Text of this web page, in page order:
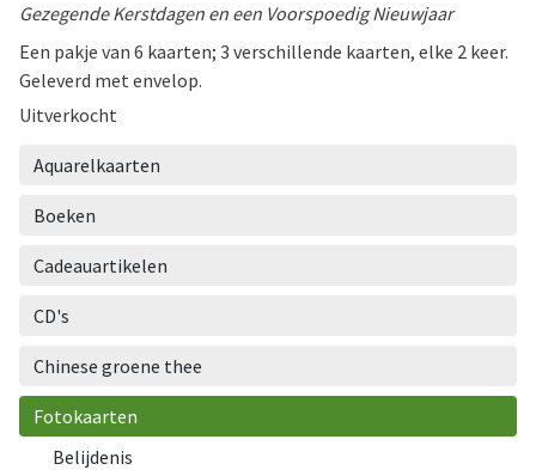
Aquarelkaarten
Boeken
Cadeauartikelen
CD's
Chinese groene thee
Fotokaarten
Belijdenis
Gezegende Kerstdagen en een Voorspoedig Nieuwjaar
Een pakje van 6 kaarten; 3 verschillende kaarten, elke 2 keer.
Geleverd met envelop.
Uitverkocht